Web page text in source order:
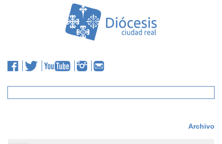
Archivo